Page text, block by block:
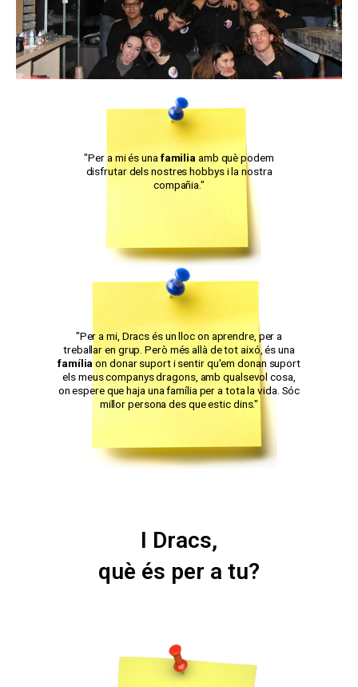
"Per a mi és una familia amb què podem
disfrutar dels nostres hobbys i la nostra
compañia."
"Per a mi, Dracs és un lloc on aprendre, per a
treballar en grup. Però més allà de tot aixó, és una
família on donar suport i sentir qu'em donan suport
els meus companys dragons, amb qualsevol cosa,
on espere que haja una família per a tota la vida. Sóc
millor persona des que estic dins."
I Dracs,
què és per a tu?